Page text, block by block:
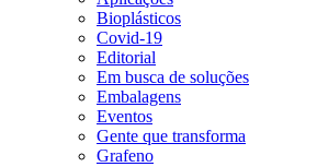
Bioplásticos
Covid-19
Editorial
Em busca de soluções
Embalagens
Eventos
Gente que transforma
Grafeno